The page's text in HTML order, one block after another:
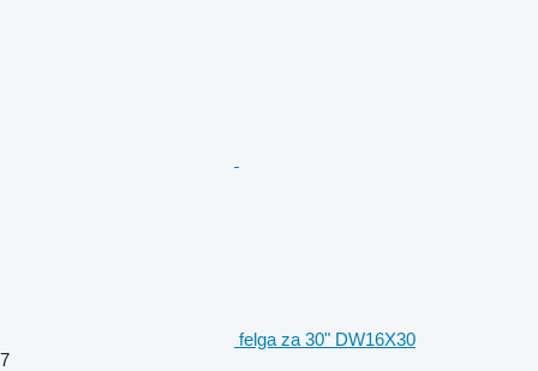
felga za 30" DW16X30
7